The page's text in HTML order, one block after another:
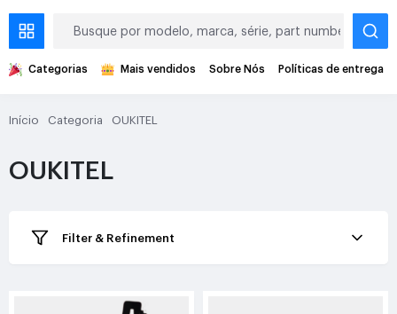
Categorias Mais vendidos Sobre Nós Políticas de entrega
Início Categoria OUKITEL
OUKITEL
Filter & Refinement